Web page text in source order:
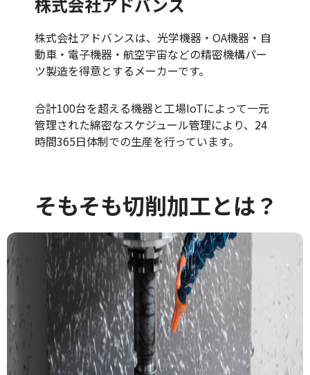
株式会社アドバンスは、光学機器・OA機器・自
動車・電子機器・航空宇宙などの精密機構パー
ツ製造を得意とするメーカーです。
合計100台を超える機器と工場IoTによって一元
管理された綿密なスケジュール管理により、24
時間365日体制での生産を行っています。
そもそも切削加工とは？